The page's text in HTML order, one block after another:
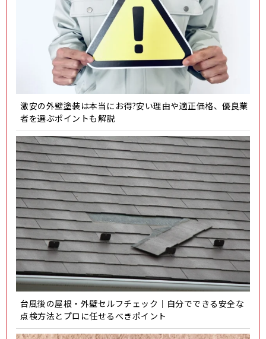
激安の外壁塗装は本当にお得?安い理由や適正価格、優良業
者を選ぶポイントも解説
台風後の屋根・外壁セルフチェック｜自分でできる安全な
点検方法とプロに任せるべきポイント